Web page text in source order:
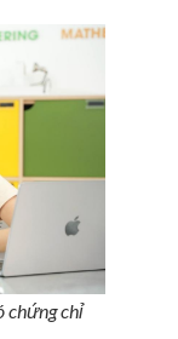
chứng chỉ